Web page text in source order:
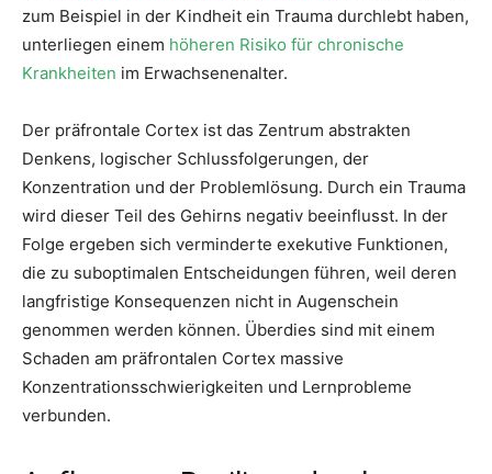
zum Beispiel in der Kindheit ein Trauma durchlebt haben,
unterliegen einem höheren Risiko für chronische
Krankheiten im Erwachsenenalter.
Der präfrontale Cortex ist das Zentrum abstrakten
Denkens, logischer Schlussfolgerungen, der
Konzentration und der Problemlösung. Durch ein Trauma
wird dieser Teil des Gehirns negativ beeinflusst. In der
Folge ergeben sich verminderte exekutive Funktionen,
die zu suboptimalen Entscheidungen führen, weil deren
langfristige Konsequenzen nicht in Augenschein
genommen werden können. Überdies sind mit einem
Schaden am präfrontalen Cortex massive
Konzentrationsschwierigkeiten und Lernprobleme
verbunden.